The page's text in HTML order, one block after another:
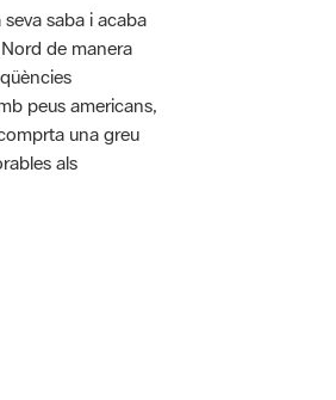
saba i acaba
de manera
peus americans,
una greu
als